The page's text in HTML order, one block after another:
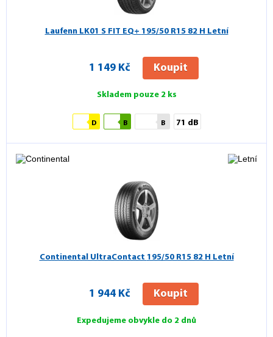
Laufenn LK01 S FIT EQ+ 195/50 R15 82 H Letní
1 149 Kč Koupit
Skladem pouze 2 ks
D B B 71 dB
Continental UltraContact 195/50 R15 82 H Letní
1 944 Kč Koupit
Expedujeme obvykle do 2 dnů